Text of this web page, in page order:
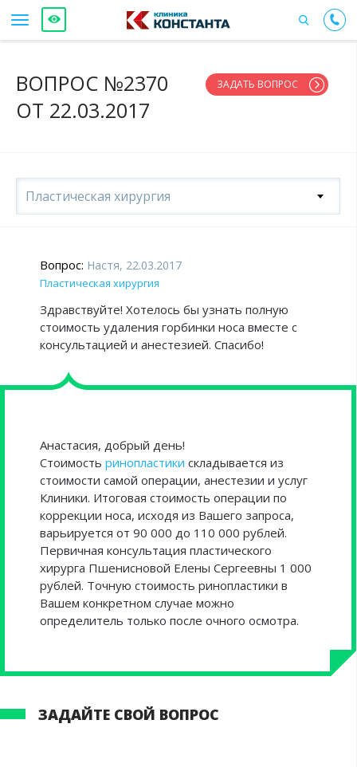
ВОПРОС №2370
ОТ 22.03.2017
ЗАДАТЬ ВОПРОС
Пластическая хирургия
Вопрос: Настя, 22.03.2017
Пластическая хирургия
Здравствуйте! Хотелось бы узнать полную
стоимость удаления горбинки носа вместе с
консультацией и анестезией. Спасибо!
Анастасия, добрый день!
Стоимость ринопластики складывается из
стоимости самой операции, анестезии и услуг
Клиники. Итоговая стоимость операции по
коррекции носа, исходя из Вашего запроса,
варьируется от 90 000 до 110 000 рублей.
Первичная консультация пластического
хирурга Пшенисновой Елены Сергеевны 1 000
рублей. Точную стоимость ринопластики в
Вашем конкретном случае можно
определитель только после очного осмотра.
ЗАДАЙТЕ СВОЙ ВОПРОС